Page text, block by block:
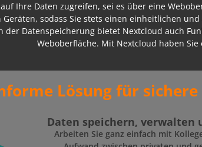
Ihre Daten zugreifen, sei es über eine
sodass Sie stets einen einheitlichen
der Datenspeicherung bietet Nextcloud auch
Weboberfläche. Mit Nextcloud haben
Lösung für
Daten speichern, verwalten
Arbeiten Sie ganz einfach mit